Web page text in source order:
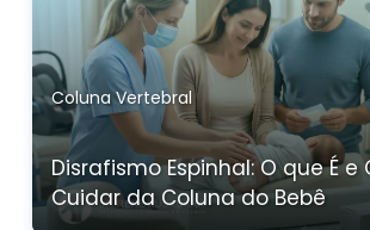
Coluna Vertebral
Disrafismo Espinhal: O que É e
Cuidar da Coluna do Bebê